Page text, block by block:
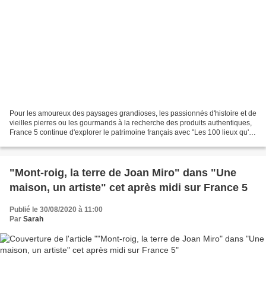
Pour les amoureux des paysages grandioses, les passionnés d'histoire et de
vieilles pierres ou les gourmands à la recherche des produits authentiques,
France 5 continue d'explorer le patrimoine français avec "Les 100 lieux qu'il
"Mont-roig, la terre de Joan Miro" dans "Une
maison, un artiste" cet après midi sur France 5
Publié le 30/08/2020 à 11:00
Par Sarah